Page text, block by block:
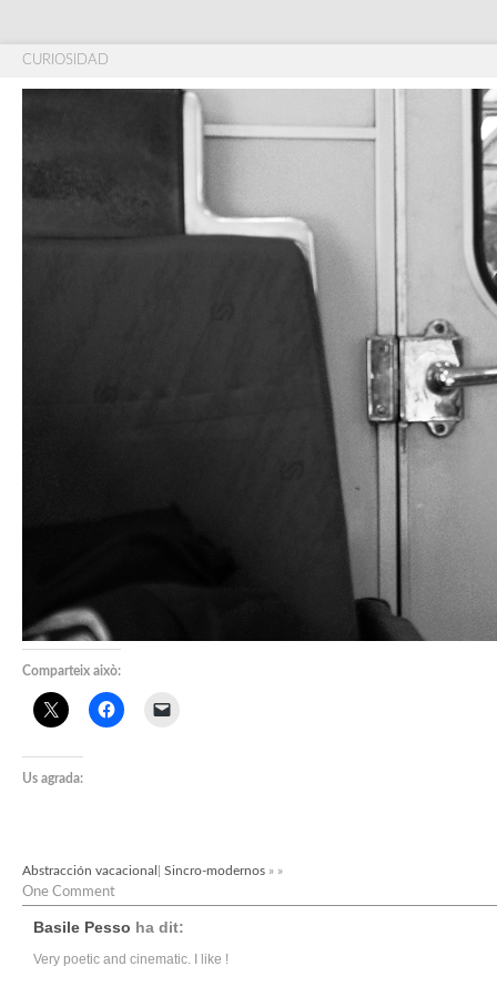
CURIOSIDAD
Comparteix això:
Us agrada:
Abstracción vacacional Sincro-modernos » »
One Comment
Basile Pesso ha dit:
Very poetic and cinematic. I like !